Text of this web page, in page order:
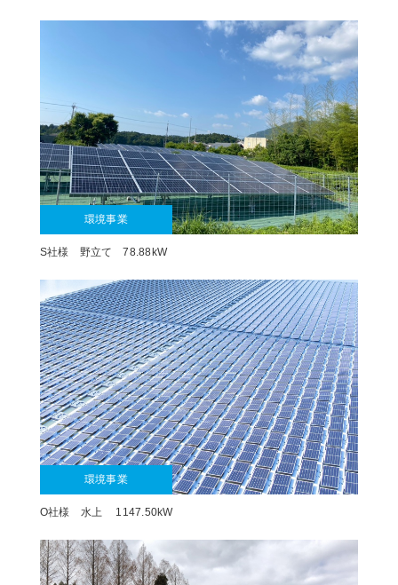
環境事業
S社様 野立て 78.88kW
環境事業
O社様 水上 1147.50kW